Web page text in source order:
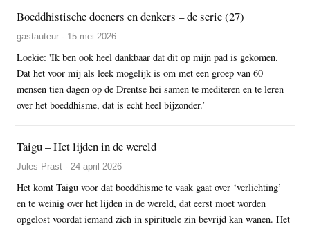
Boeddhistische doeners en denkers – de serie (27)
gastauteur - 15 mei 2026
Loekie: 'Ik ben ook heel dankbaar dat dit op mijn pad is gekomen.
Dat het voor mij als leek mogelijk is om met een groep van 60
mensen tien dagen op de Drentse hei samen te mediteren en te leren
over het boeddhisme, dat is echt heel bijzonder.’
Taigu – Het lijden in de wereld
Jules Prast - 24 april 2026
Het komt Taigu voor dat boeddhisme te vaak gaat over ‘verlichting’
en te weinig over het lijden in de wereld, dat eerst moet worden
opgelost voordat iemand zich in spirituele zin bevrijd kan wanen. Het